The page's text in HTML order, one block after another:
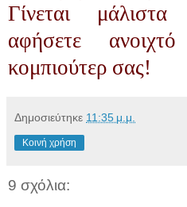
Γίνεται μάλιστα
αφήσετε
κομπιούτερ σας!
Δημοσιεύτηκε 11:35 μ.μ.
Κοινή χρήση
9 σχόλια: